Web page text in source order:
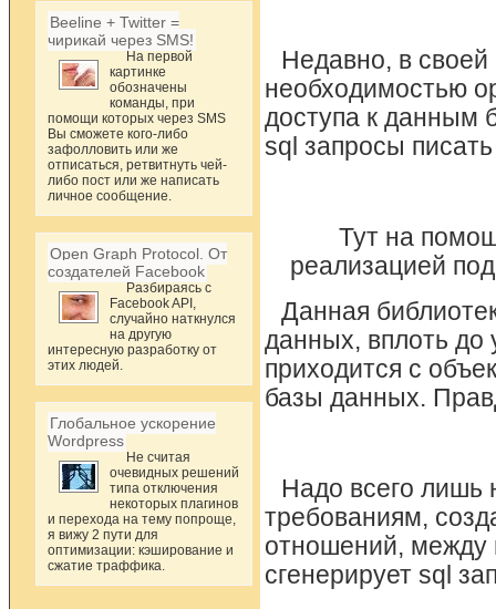
Beeline + Twitter =
чирикай через SMS!
На первой
картинке
обозначены
команды, при
помощи которых через SMS
Вы сможете кого-либо
зафолловить или же
отписаться, ретвитнуть чей-
либо пост или же написать
личное сообщение.
Open Graph Protocol. От
создателей Facebook
Разбираясь с
Facebook API,
случайно наткнулся
на другую
интересную разработку от
этих людей.
Глобальное ускорение
Wordpress
Не считая
очевидных решений
типа отключения
некоторых плагинов
и перехода на тему попроще,
я вижу 2 пути для
оптимизации: кэширование и
сжатие траффика.
Недавно, в своей
необходимостью
доступа к данным
sql запросы
Тут на
реализацией
Данная
данных, вплоть до
приходится с
базы данных.
Надо всего лишь
требованиям,
отношений, между
сгенерирует sql